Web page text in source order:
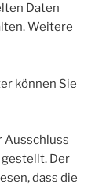
Daten
Weitere
können Sie
Ausschluss
Der
dass die